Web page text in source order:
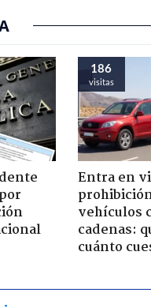
186
visitas
Entra en
vehículos
cadenas:
cuánto